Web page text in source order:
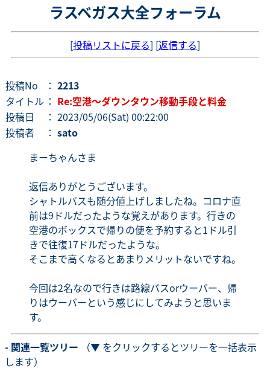
ラスベガス大全フォーラム
[投稿リストに戻る] [返信する]
投稿No ： 2213
タイトル ： Re:空港～ダウンタウン移動手段と料金
投稿日
： 2023/05/06(Sat) 00:22:00
投稿者
： sato
まーちゃんさま
返信ありがとうございます。
シャトルバスも随分値上げしましたね。コロナ直
前は9ドルだったような覚えがあります。行きの
空港のボックスで帰りの便を予約すると1ドル引
きで往復17ドルだったような。
そこまで高くなるとあまりメリットないですね。
今回は2名なので行きは路線バスorウーバー、帰
りはウーバーという感じにしてみようと思いま
す。
- 関連一覧ツリー （▼ をクリックするとツリーを一括表示
します）